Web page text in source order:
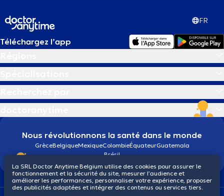
FR
Téléchargez l’app
Nous révolutionnons la santé dans le monde
GrèceBelgiqueMexiqueColombieÉquateurGuatemala
Brésil
La SRL Doctor Anytime Belgium utilise des cookies pour assurer le
fonctionnement et la sécurité du site, mesurer l’audience et
améliorer les performances, personnaliser votre expérience, proposer
des publicités adaptées et intégrer des contenus ou services tiers.